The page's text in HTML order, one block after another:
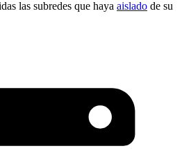
las subredes que haya aislado de su